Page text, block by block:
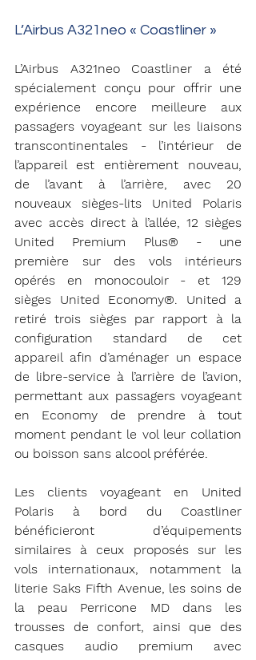
L’Airbus A321neo « Coastliner »
L’Airbus A321neo Coastliner a été
spécialement conçu pour offrir une
expérience encore meilleure aux
passagers voyageant sur les liaisons
transcontinentales - l’intérieur de
l’appareil est entièrement nouveau,
de l’avant à l’arrière, avec 20
nouveaux sièges-lits United Polaris
avec accès direct à l’allée, 12 sièges
United Premium Plus® - une
première sur des vols intérieurs
opérés en monocouloir - et 129
sièges United Economy®. United a
retiré trois sièges par rapport à la
configuration standard de cet
appareil afin d’aménager un espace
de libre-service à l’arrière de l’avion,
permettant aux passagers voyageant
en Economy de prendre à tout
moment pendant le vol leur collation
ou boisson sans alcool préférée.
Les clients voyageant en United
Polaris à bord du Coastliner
bénéficieront d’équipements
similaires à ceux proposés sur les
vols internationaux, notamment la
literie Saks Fifth Avenue, les soins de
la peau Perricone MD dans les
trousses de confort, ainsi que des
casques audio premium avec